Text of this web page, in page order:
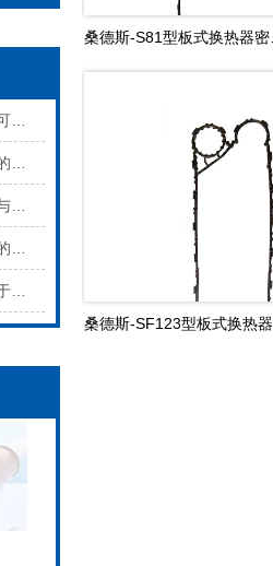
桑德斯-S81型板式换热器密封胶垫
桑德斯-SF123型板式换热器密封胶垫